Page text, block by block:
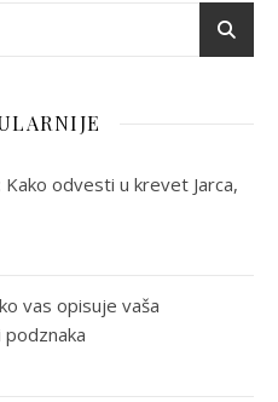
odvesti u krevet Jarca,
vas opisuje vaša
podznaka